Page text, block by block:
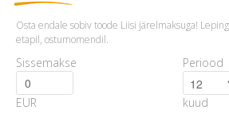
Osta endale sobiv toode Liisi järelmaksuga!
etapil, ostumomendil.
Sissemakse
EUR
Periood
kuud